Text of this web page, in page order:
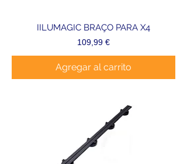
IILUMAGIC BRAÇO PARA X4
Precio
109,99 €
Agregar al carrito